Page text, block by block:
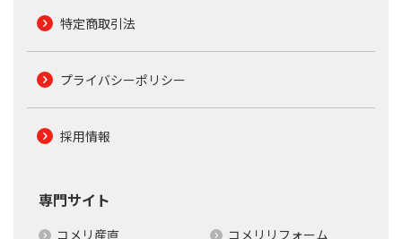
特定商取引法
プライバシーポリシー
採用情報
専門サイト
コメリ産直 コメリリフォーム